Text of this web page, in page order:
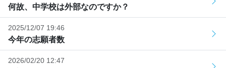
何故、中学校は外部なのですか？
2025/12/07 19:46
今年の志願者数
2026/02/20 12:47